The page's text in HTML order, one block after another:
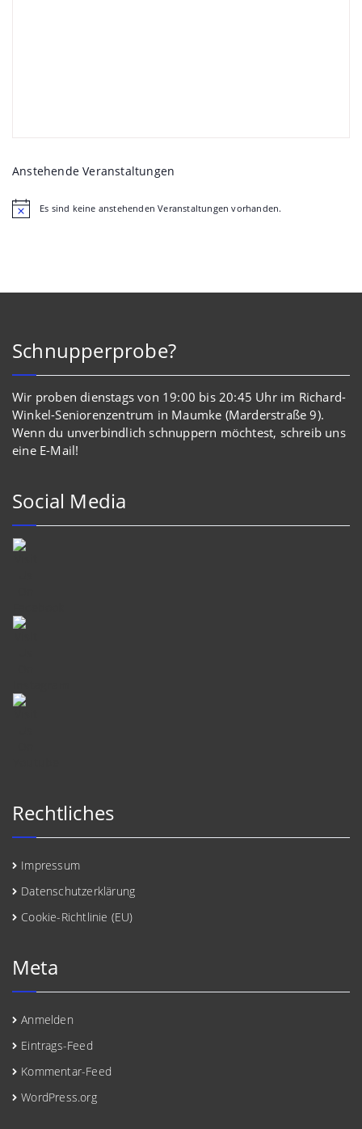
Anstehende Veranstaltungen
HinweisEs sind keine anstehenden Veranstaltungen vorhanden.
Schnupperprobe?
Wir proben dienstags von 19:00 bis 20:45 Uhr im Richard-
Winkel-Seniorenzentrum in Maumke (Marderstraße 9).
Wenn du unverbindlich schnuppern möchtest, schreib uns
eine E-Mail!
Social Media
Rechtliches
Impressum
Datenschutzerklärung
Cookie-Richtlinie (EU)
Meta
Anmelden
Eintrags-Feed
Kommentar-Feed
WordPress.org